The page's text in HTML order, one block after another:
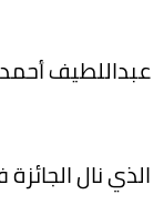
عبداللطيف
الذي نال